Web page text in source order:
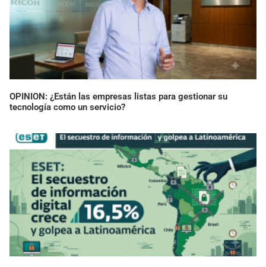
OPINION: ¿Están las empresas listas para gestionar su
tecnología como un servicio?